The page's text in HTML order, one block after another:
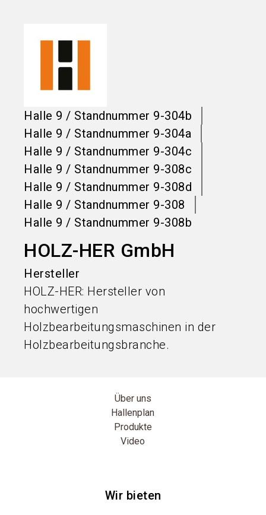
Halle 9 / Standnummer 9-304b
Halle 9 / Standnummer 9-304a
Halle 9 / Standnummer 9-304c
Halle 9 / Standnummer 9-308c
Halle 9 / Standnummer 9-308d
Halle 9 / Standnummer 9-308
Halle 9 / Standnummer 9-308b
HOLZ-HER GmbH
Hersteller
HOLZ-HER: Hersteller von
hochwertigen
Holzbearbeitungsmaschinen in der
Holzbearbeitungsbranche.
Über uns
Hallenplan
Produkte
Video
Wir bieten